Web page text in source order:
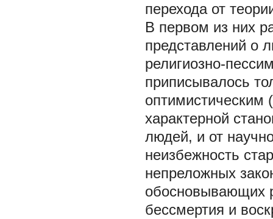
перехода от
В первом из них
представлений о
религиозно-
приписывалось
оптимистическим
характерной
людей, и от
неизбежность
непреложных
обосновывающих
бессмертия и